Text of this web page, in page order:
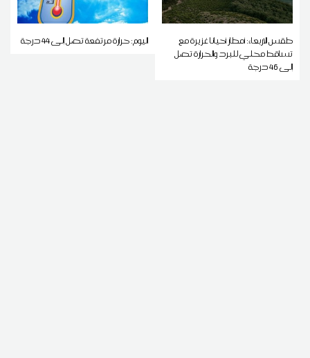
طقس الاربعاء: أمطار أحيانا غزيرة مع
تساقط محلي للبرد والحرارة تصل
إلى 46 درجة
اليوم: حرارة مرتفعة تصل إلى 44 درجة